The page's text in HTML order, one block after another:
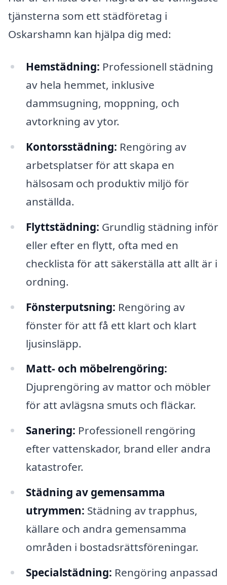
tjänsterna som ett städföretag i
Oskarshamn kan hjälpa dig med:
Hemstädning: Professionell städning
av hela hemmet, inklusive
dammsugning, moppning, och
avtorkning av ytor.
Kontorsstädning: Rengöring av
arbetsplatser för att skapa en
hälsosam och produktiv miljö för
anställda.
Flyttstädning: Grundlig städning inför
eller efter en flytt, ofta med en
checklista för att säkerställa att allt är i
ordning.
Fönsterputsning: Rengöring av
fönster för att få ett klart och klart
ljusinsläpp.
Matt- och möbelrengöring:
Djuprengöring av mattor och möbler
för att avlägsna smuts och fläckar.
Sanering: Professionell rengöring
efter vattenskador, brand eller andra
katastrofer.
Städning av gemensamma
utrymmen: Städning av trapphus,
källare och andra gemensamma
områden i bostadsrättsföreningar.
Specialstädning: Rengöring anpassad